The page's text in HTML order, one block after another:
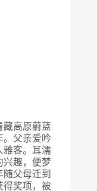
高原蔚蓝
父亲爱吟
客。耳濡
兴趣，便梦
父母迁到
奖项，被